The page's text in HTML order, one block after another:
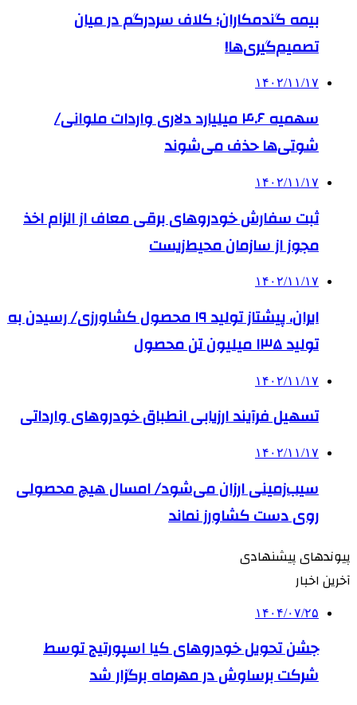
بیمه گندمکاران؛ کلاف سردرگم در میان
تصمیم‌گیری‌ها!
۱۴۰۲/۱۱/۱۷
سهمیه ۴.۶ میلیارد دلاری واردات ملوانی/
شوتی‌ها حذف می‌شوند
۱۴۰۲/۱۱/۱۷
ثبت سفارش خودروهای برقی معاف از الزام اخذ
مجوز از سازمان محیط‌زیست
۱۴۰۲/۱۱/۱۷
ایران، پیشتاز تولید ۱۹ محصول کشاورزی/ رسیدن به
تولید ۱۳۵ میلیون تن محصول
۱۴۰۲/۱۱/۱۷
تسهیل فرآیند ارزیابی انطباق خودروهای وارداتی
۱۴۰۲/۱۱/۱۷
سیب‌زمینی ارزان می‌شود/ امسال هیچ محصولی
روی دست کشاورز نماند
پیوندهای پیشنهادی
آخرین اخبار
۱۴۰۴/۰۷/۲۵
جشن تحویل خودروهای کیا اسپورتیج توسط
شرکت برساوش در مهرماه برگزار شد